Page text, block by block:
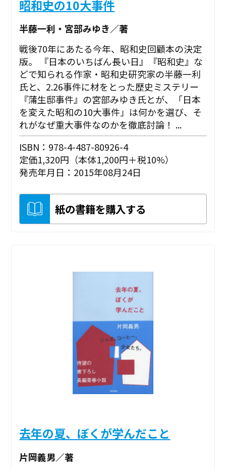
昭和史の10大事件
半藤一利・宮部みゆき／著
戦後70年にあたる今年、昭和史回顧本の決定
版。 『日本のいちばん長い日』『昭和史』な
どで知られる作家・昭和史研究家の半藤一利
氏と、2.26事件に材をとった歴史ミステリー
『蒲生邸事件』の宮部みゆき氏とが、「日本
を変えた昭和の10大事件」は何かを選び、そ
れがなぜ重大事件なのかを徹底討論！ ...
ISBN：978-4-487-80926-4
定価1,320円（本体1,200円＋税10%）
発売年月日：2015年08月24日
紙の書籍を購入する
去年の夏、ぼくが学んだこと
片岡義男／著